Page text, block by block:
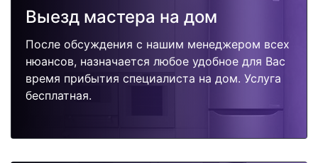
Выезд мастера на дом
После обсуждения с нашим менеджером всех
нюансов, назначается любое удобное для Вас
время прибытия специалиста на дом. Услуга
бесплатная.